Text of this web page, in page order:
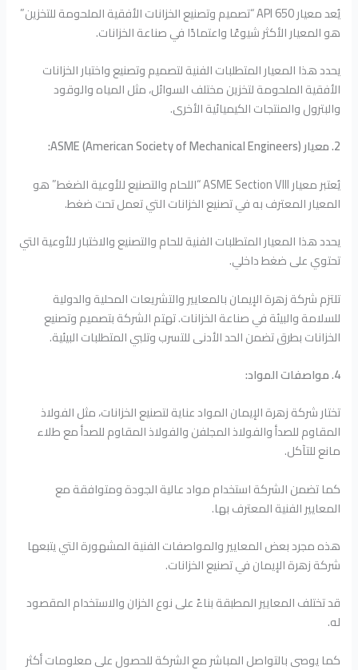
يُعد معيار API 650 “تصميم وتصنيع الخزانات الأفقية الملحومة للتخزين”
هو المعيار الأكثر شيوعًا واعتمادًا في صناعة الخزانات.
يحدد هذا المعيار المتطلبات الفنية لتصميم وتصنيع واختبار الخزانات
الأفقية الملحومة لتخزين مختلف السوائل، مثل المياه والوقود
والبترول والمنتجات الكيميائية الأخرى.
2. معيار ASME (American Society of Mechanical Engineers):
يُعتبر معيار ASME Section VIII “اللحام والتصنيع للأوعية الضغط” هو
المعيار المعترف به في تصنيع الخزانات التي تعمل تحت ضغط.
يحدد هذا المعيار المتطلبات الفنية للحام والتصنيع والاختبار للأوعية التي
تحتوي على ضغط داخلي.
تلتزم شركة زهرة الإيمان بالمعايير والتشريعات المحلية والدولية
للسلامة والبيئة في صناعة الخزانات. تهتم الشركة بتصميم وتصنيع
الخزانات بطرق تضمن الحد الأدنى للتسرب وتلبي المتطلبات البيئية.
4. مواصفات المواد:
تختار شركة زهرة الإيمان المواد عناية لتصنيع الخزانات، مثل الفولاذ
المقاوم للصدأ والفولاذ المجلفن والفولاذ المقاوم للصدأ مع طلاء
مانع للتآكل.
كما تضمن الشركة استخدام مواد عالية الجودة ومتوافقة مع
المعايير الفنية المعترف بها.
هذه مجرد بعض المعايير والمواصفات الفنية المشهورة التي يتبعها
شركة زهرة الإيمان في تصنيع الخزانات.
قد تختلف المعايير المطبقة بناءً على نوع الخزان والاستخدام المقصود
له.
كما يوصى بالتواصل المباشر مع الشركة للحصول على معلومات أكثر